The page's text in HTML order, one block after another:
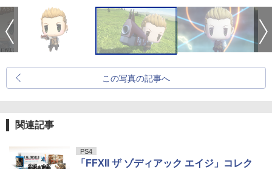
この写真の記事へ
関連記事
PS4
「FFXII ザ ゾディアック エイジ」コレク